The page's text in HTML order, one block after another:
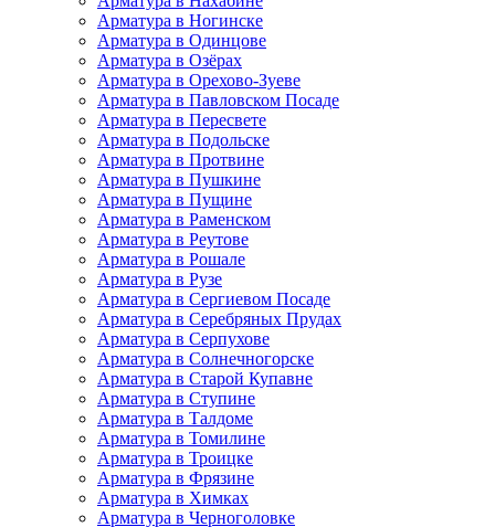
Арматура в Ногинске
Арматура в Одинцове
Арматура в Озёрах
Арматура в Орехово-Зуеве
Арматура в Павловском Посаде
Арматура в Пересвете
Арматура в Подольске
Арматура в Протвине
Арматура в Пушкине
Арматура в Пущине
Арматура в Раменском
Арматура в Реутове
Арматура в Рошале
Арматура в Рузе
Арматура в Сергиевом Посаде
Арматура в Серебряных Прудах
Арматура в Серпухове
Арматура в Солнечногорске
Арматура в Старой Купавне
Арматура в Ступине
Арматура в Талдоме
Арматура в Томилине
Арматура в Троицке
Арматура в Фрязине
Арматура в Химках
Арматура в Черноголовке